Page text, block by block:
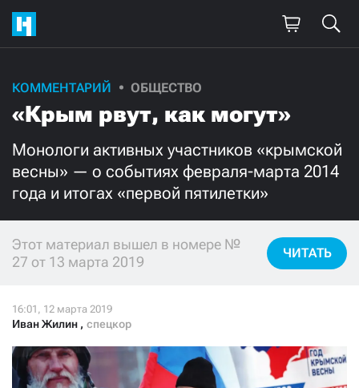
КОММЕНТАРИЙ ОБЩЕСТВО
«Крым рвут, как могут»
Монологи активных участников «крымской
весны» — о событиях февраля-марта 2014
года и итогах «первой пятилетки»
Этот материал вышел в номере №
27 от 13 марта 2019
ЧИТАТЬ
Иван Жилин , спецкор
Поддержите
нашу работу!
Ежемесячно Разово
3000 1000
500
Нажимая кнопку «Стать соучастником»,
я принимаю условия и подтверждаю свое гражданство РФ
СТАТЬ СОУЧАСТНИКОМ